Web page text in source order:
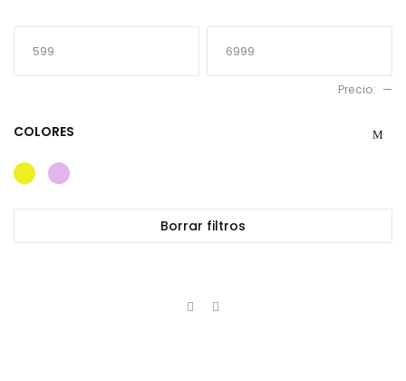
Precio: —
COLORES
Borrar filtros